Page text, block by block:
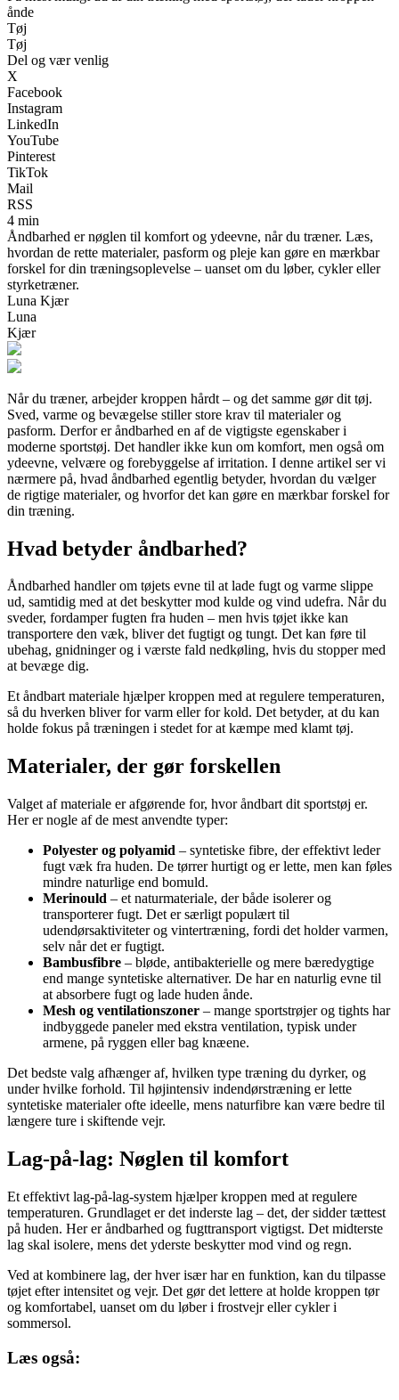
ånde
Tøj
Tøj
Del og vær venlig
X
Facebook
Instagram
LinkedIn
YouTube
Pinterest
TikTok
Mail
RSS
4 min
Åndbarhed er nøglen til komfort og ydeevne, når du træner. Læs,
hvordan de rette materialer, pasform og pleje kan gøre en mærkbar
forskel for din træningsoplevelse – uanset om du løber, cykler eller
styrketræner.
Luna Kjær
Luna
Kjær
Når du træner, arbejder kroppen hårdt – og det samme gør dit tøj.
Sved, varme og bevægelse stiller store krav til materialer og
pasform. Derfor er åndbarhed en af de vigtigste egenskaber i
moderne sportstøj. Det handler ikke kun om komfort, men også om
ydeevne, velvære og forebyggelse af irritation. I denne artikel ser vi
nærmere på, hvad åndbarhed egentlig betyder, hvordan du vælger
de rigtige materialer, og hvorfor det kan gøre en mærkbar forskel for
din træning.
Hvad betyder åndbarhed?
Åndbarhed handler om tøjets evne til at lade fugt og varme slippe
ud, samtidig med at det beskytter mod kulde og vind udefra. Når du
sveder, fordamper fugten fra huden – men hvis tøjet ikke kan
transportere den væk, bliver det fugtigt og tungt. Det kan føre til
ubehag, gnidninger og i værste fald nedkøling, hvis du stopper med
at bevæge dig.
Et åndbart materiale hjælper kroppen med at regulere temperaturen,
så du hverken bliver for varm eller for kold. Det betyder, at du kan
holde fokus på træningen i stedet for at kæmpe med klamt tøj.
Materialer, der gør forskellen
Valget af materiale er afgørende for, hvor åndbart dit sportstøj er.
Her er nogle af de mest anvendte typer:
Polyester og polyamid – syntetiske fibre, der effektivt leder
fugt væk fra huden. De tørrer hurtigt og er lette, men kan føles
mindre naturlige end bomuld.
Merinould – et naturmateriale, der både isolerer og
transporterer fugt. Det er særligt populært til
udendørsaktiviteter og vintertræning, fordi det holder varmen,
selv når det er fugtigt.
Bambusfibre – bløde, antibakterielle og mere bæredygtige
end mange syntetiske alternativer. De har en naturlig evne til
at absorbere fugt og lade huden ånde.
Mesh og ventilationszoner – mange sportstrøjer og tights har
indbyggede paneler med ekstra ventilation, typisk under
armene, på ryggen eller bag knæene.
Det bedste valg afhænger af, hvilken type træning du dyrker, og
under hvilke forhold. Til højintensiv indendørstræning er lette
syntetiske materialer ofte ideelle, mens naturfibre kan være bedre til
længere ture i skiftende vejr.
Lag-på-lag: Nøglen til komfort
Et effektivt lag-på-lag-system hjælper kroppen med at regulere
temperaturen. Grundlaget er det inderste lag – det, der sidder tættest
på huden. Her er åndbarhed og fugttransport vigtigst. Det midterste
lag skal isolere, mens det yderste beskytter mod vind og regn.
Ved at kombinere lag, der hver især har en funktion, kan du tilpasse
tøjet efter intensitet og vejr. Det gør det lettere at holde kroppen tør
og komfortabel, uanset om du løber i frostvejr eller cykler i
sommersol.
Læs også: